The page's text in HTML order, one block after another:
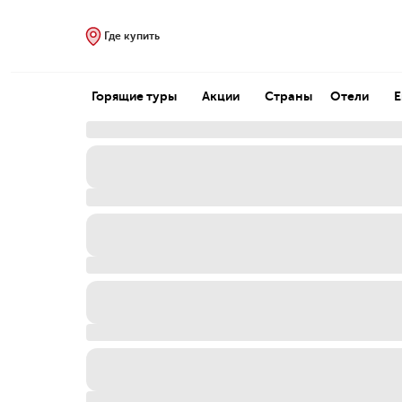
Где купить
Горящие туры Акции Страны Отели